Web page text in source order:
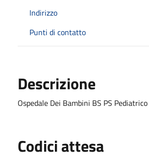
Indirizzo
Punti di contatto
Descrizione
Ospedale Dei Bambini BS PS Pediatrico
Codici attesa